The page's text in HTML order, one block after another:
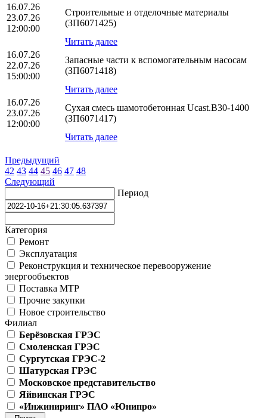
16.07.26
23.07.26
12:00:00
Строительные и отделочные материалы
(ЗП6071425)
Читать далее
16.07.26
22.07.26
15:00:00
Запасные части к вспомогательным насосам
(ЗП6071418)
Читать далее
16.07.26
23.07.26
12:00:00
Сухая смесь шамотобетонная Ucast.B30-1400
(ЗП6071417)
Читать далее
Предыдущий
42 43 44 45 46 47 48
Следующий
Период
Категория
Ремонт
Эксплуатация
Реконструкция и техническое перевооружение
энергообъектов
Поставка МТР
Прочие закупки
Новое строительство
Филиал
Берёзовская ГРЭС
Смоленская ГРЭС
Сургутская ГРЭС-2
Шатурская ГРЭС
Московское представительство
Яйвинская ГРЭС
«Инжиниринг» ПАО «Юнипро»